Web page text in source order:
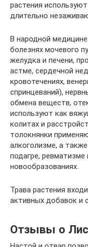
растения
длительно
В народной
болезнях мочевого
желудка и печени,
астме, сердечной
кровотечениях,
спринцеваний),
обмена веществ,
используют как
колитах и
толокнянки
алкоголизме, а
подагре,
новообразованиях.
Трава растения
активных добавок и
Отзывы о